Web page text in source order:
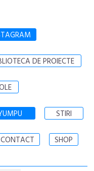
DE PROIECTE
STIRI
CONTACT SHOP